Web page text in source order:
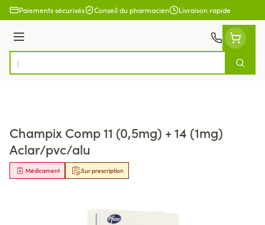
Aller au contenu
Paiements sécurisés Conseil du pharmacien Livraison rapide
Menu
Rechercher
Champix Comp 11 (0,5mg) + 14 (1mg)
Aclar/pvc/alu
Sur prescription
Médicament